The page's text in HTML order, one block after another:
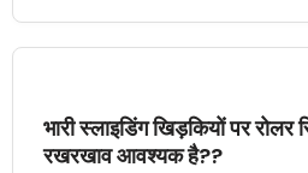
भारी स्लाइडिंग खिड़कियों पर
रखरखाव आवश्यक है??